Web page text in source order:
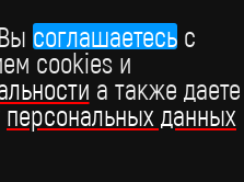
соглашаетесьc
cookies и
а также даете
персональных данных
MEDIA
TIME